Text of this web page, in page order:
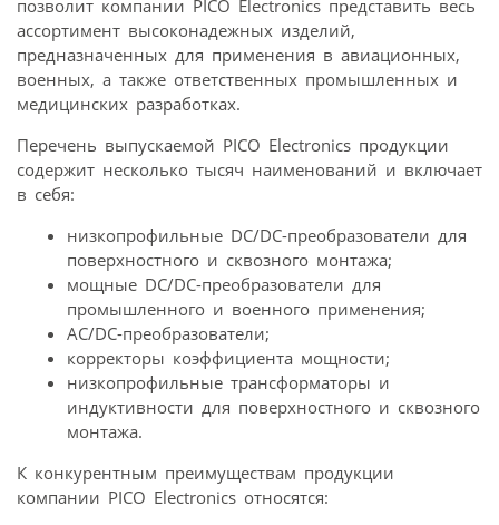
позволит компании PICO Electronics представить весь
ассортимент высоконадежных изделий,
предназначенных для применения в авиационных,
военных, а также ответственных промышленных и
медицинских разработках.
Перечень выпускаемой PICO Electronics продукции
содержит несколько тысяч наименований и включает
в себя:
низкопрофильные DC/DC-преобразователи для
поверхностного и сквозного монтажа;
мощные DC/DC-преобразователи для
промышленного и военного применения;
AC/DC-преобразователи;
корректоры коэффициента мощности;
низкопрофильные трансформаторы и
индуктивности для поверхностного и сквозного
монтажа.
К конкурентным преимуществам продукции
компании PICO Electronics относятся: